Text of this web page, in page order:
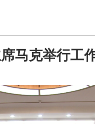
马克举行工